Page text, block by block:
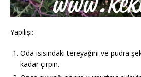
Yapılışı:
Oda ısısındaki tereyağını ve pudra
kadar çırpın.